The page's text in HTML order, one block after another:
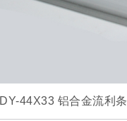
DY-44X33 铝合金流利条